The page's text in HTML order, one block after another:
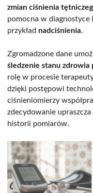
zmian ciśnienia
pomocna w diagnostyce
przykład nadciśnienia.
Zgromadzone dane
śledzenie stanu zdrowia
rolę w procesie
dzięki postępowi
ciśnieniomierzy
zdecydowanie
historii pomiarów.